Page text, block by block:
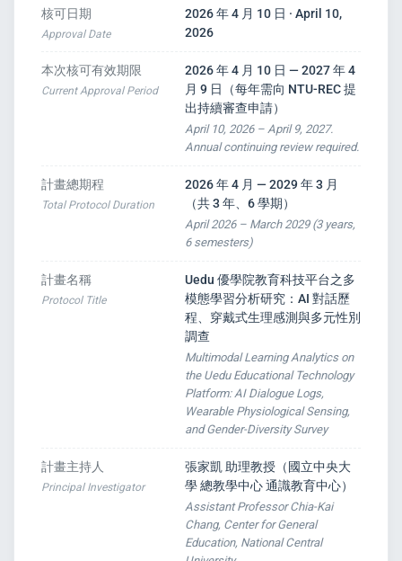
核可日期
Approval Date
2026 年 4 月 10 日 · April 10,
2026
本次核可有效期限
Current Approval Period
2026 年 4 月 10 日 — 2027 年 4
月 9 日（每年需向 NTU-REC 提
出持續審查申請）
April 10, 2026 – April 9, 2027.
Annual continuing review required.
計畫總期程
Total Protocol Duration
2026 年 4 月 — 2029 年 3 月
（共 3 年、6 學期）
April 2026 – March 2029 (3 years,
6 semesters)
計畫名稱
Protocol Title
Uedu 優學院教育科技平台之多
模態學習分析研究：AI 對話歷
程、穿戴式生理感測與多元性別
調查
Multimodal Learning Analytics on
the Uedu Educational Technology
Platform: AI Dialogue Logs,
Wearable Physiological Sensing,
and Gender-Diversity Survey
計畫主持人
Principal Investigator
張家凱 助理教授（國立中央大
學 總教學中心 通識教育中心）
Assistant Professor Chia-Kai
Chang, Center for General
Education, National Central